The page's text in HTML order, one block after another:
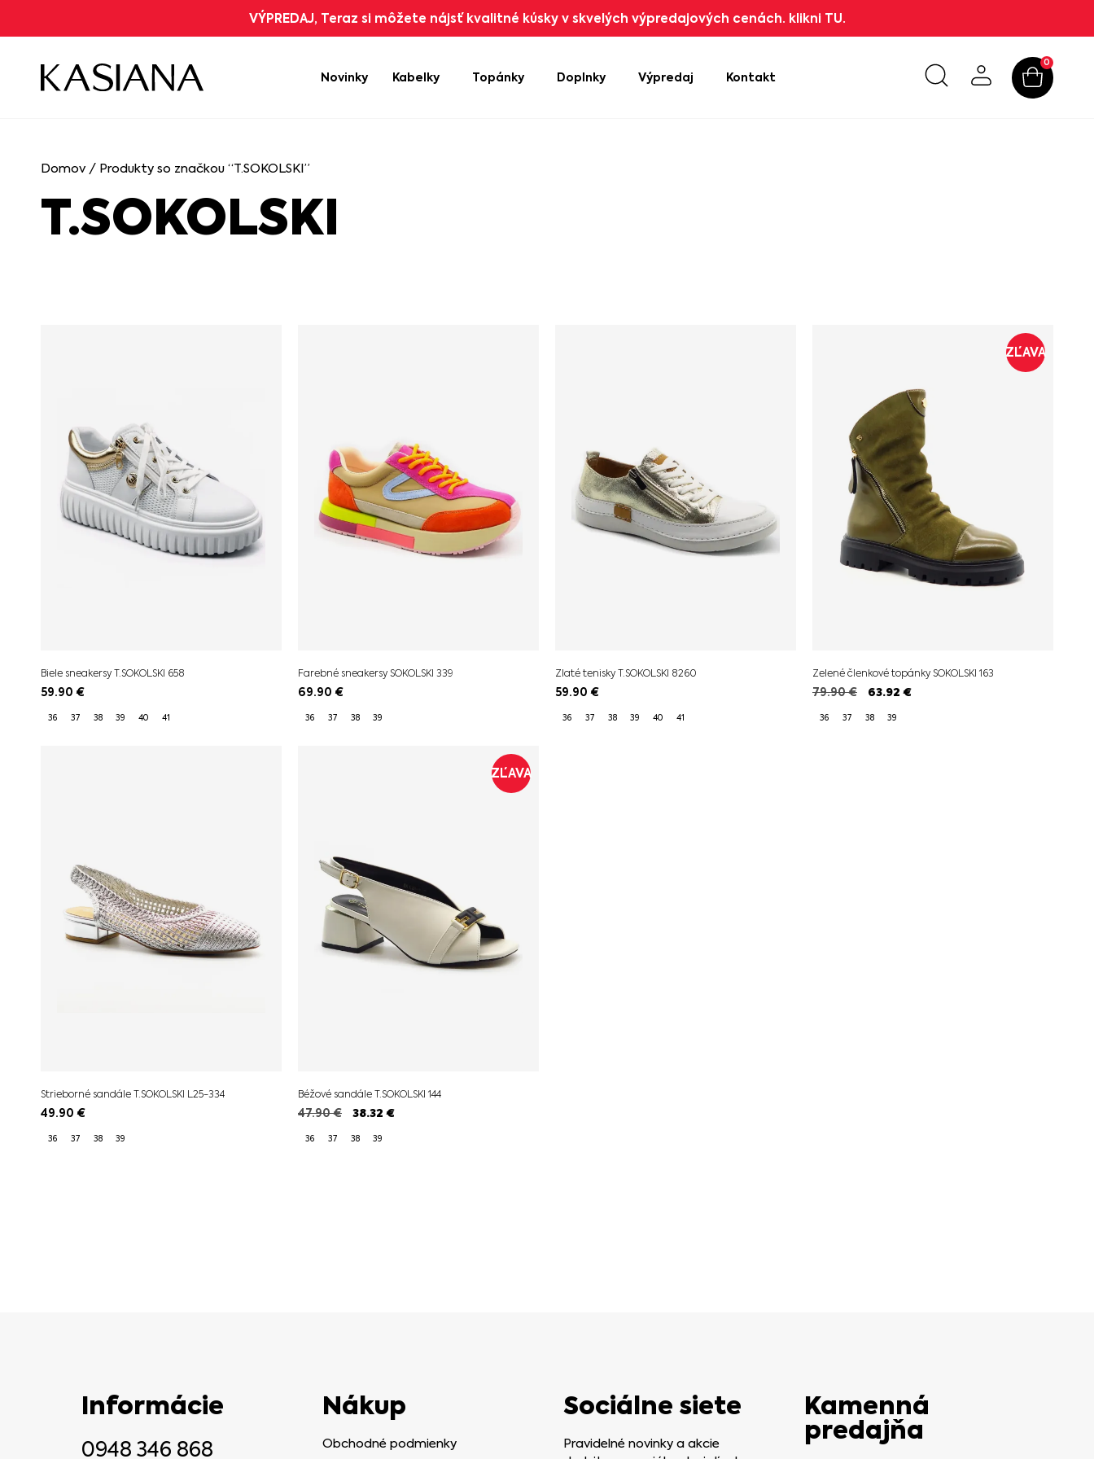
VÝPREDAJ, Teraz si môžete nájsť kvalitné kúsky v skvelých výpredajových cenách. klikni TU.
Novinky Kabelky Topánky Doplnky Výpredaj Kontakt
0
Domov / Produkty so značkou “T.SOKOLSKI”
T.SOKOLSKI
Biele sneakersy T.SOKOLSKI 658
59.90 €
36 37 38 39 40 41
Farebné sneakersy SOKOLSKI 339
69.90 €
36 37 38 39
Zlaté tenisky T.SOKOLSKI 8260
59.90 €
36 37 38 39 40 41
ZĽAVA
Zelené členkové topánky SOKOLSKI 163
79.90€ 63.92 €
36 37 38 39
Strieborné sandále T.SOKOLSKI L25-334
49.90 €
36 37 38 39
ZĽAVA
Béžové sandále T.SOKOLSKI 144
47.90€ 38.32 €
36 37 38 39
Informácie
0948 346 868
Nákup
Obchodné podmienky
Sociálne siete
Pravidelné novinky a akcie
Kamenná
predajňa